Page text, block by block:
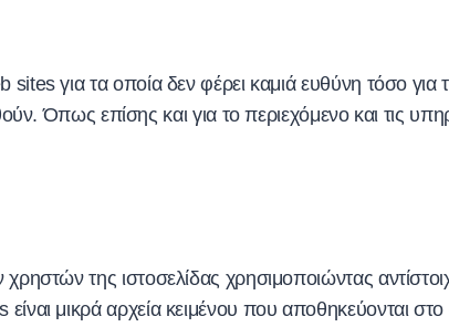
για τα οποία δεν φέρει καμιά ευθύνη τόσο για
Όπως επίσης και για το περιεχόμενο και τις
της ιστοσελίδας χρησιμοποιώντας
μικρά αρχεία κειμένου που αποθηκεύονται